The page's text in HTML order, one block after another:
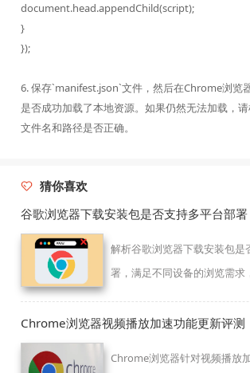
document.head.appendChild(script);
}
});
6. 保存`manifest.json`文件，然后在Chrome浏览
是否成功加载了本地资源。如果仍然无法加载，
文件名和路径是否正确。
猜你喜欢
谷歌浏览器下载安装包是否支持多平台部署
解析谷歌浏览器下载安装包是
署，满足不同设备的浏览需求
Chrome浏览器视频播放加速功能更新评测
Chrome浏览器针对视频播放